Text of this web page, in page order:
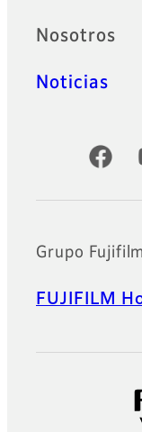
Nosotros
Noticias
Cuentas
Grupo Fujifilm
FUJIFILM